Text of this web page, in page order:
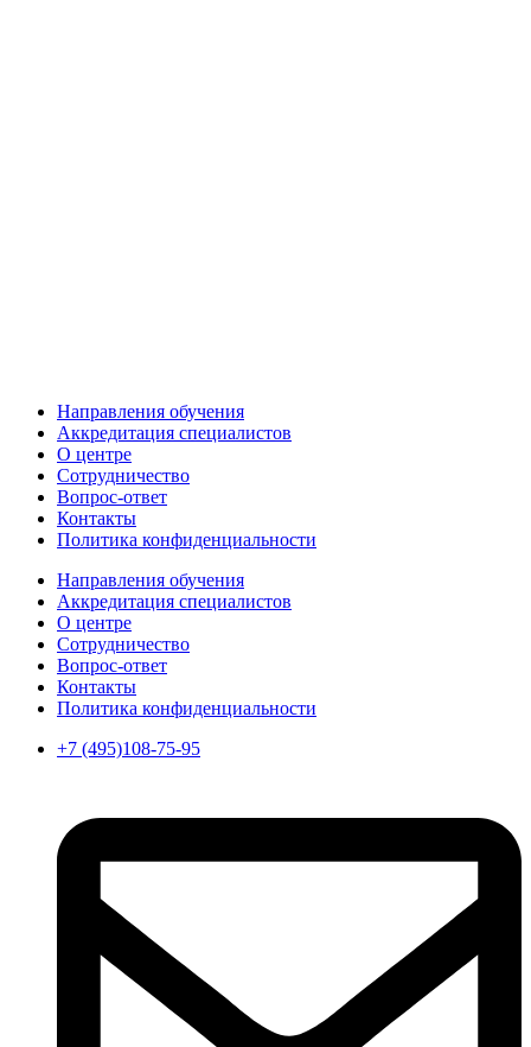
Направления обучения
Аккредитация специалистов
О центре
Сотрудничество
Вопрос-ответ
Контакты
Политика конфиденциальности
Направления обучения
Аккредитация специалистов
О центре
Сотрудничество
Вопрос-ответ
Контакты
Политика конфиденциальности
+7 (495)108-75-95